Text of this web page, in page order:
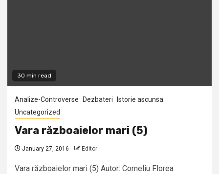
30 min read
Analize-Controverse Dezbateri
Istorie ascunsa
Uncategorized
Vara războaielor mari (5)
January 27, 2016 Editor
Vara războaielor mari (5) Autor: Corneliu Florea